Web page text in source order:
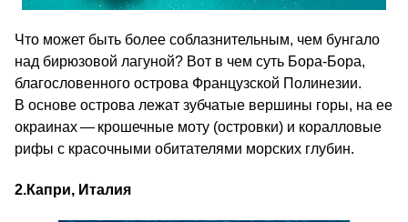
Что может быть более соблазнительным, чем бунгало
над бирюзовой лагуной? Вот в чем суть Бора-Бора,
благословенного острова Французской Полинезии.
В основе острова лежат зубчатые вершины горы, на ее
окраинах — крошечные моту (островки) и коралловые
рифы с красочными обитателями морских глубин.
2.Капри, Италия